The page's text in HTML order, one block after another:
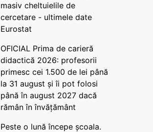
masiv cheltuielile de
cercetare - ultimele date
Eurostat
OFICIAL Prima de carieră
didactică 2026: profesorii
primesc cei 1.500 de lei până
la 31 august și îi pot folosi
până în august 2027 dacă
rămân în învățământ
Peste o lună începe școala.